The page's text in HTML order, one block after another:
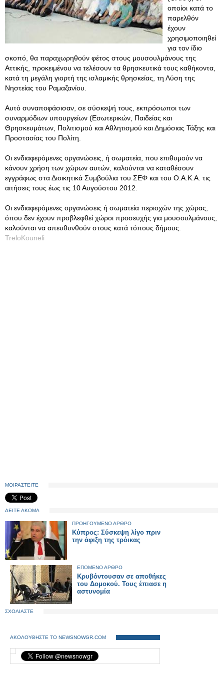
οποίοι κατά το
παρελθόν
έχουν
χρησιμοποιηθεί
για τον ίδιο
σκοπό, θα παραχωρηθούν φέτος στους μουσουλμάνους της
Αττικής, προκειμένου να τελέσουν τα θρησκευτικά τους καθήκοντα,
κατά τη μεγάλη γιορτή της ισλαμικής θρησκείας, τη Λύση της
Νηστείας του Ραμαζανίου.
Αυτό συναποφάσισαν, σε σύσκεψή τους, εκπρόσωποι των
συναρμόδιων υπουργείων (Εσωτερικών, Παιδείας και
Θρησκευμάτων, Πολιτισμού και Αθλητισμού και Δημόσιας Τάξης και
Προστασίας του Πολίτη.
Οι ενδιαφερόμενες οργανώσεις, ή σωματεία, που επιθυμούν να
κάνουν χρήση των χώρων αυτών, καλούνται να καταθέσουν
εγγράφως στα Διοικητικά Συμβούλια του ΣΕΦ και του Ο.Α.Κ.Α. τις
αιτήσεις τους έως τις 10 Αυγούστου 2012.
Οι ενδιαφερόμενες οργανώσεις ή σωματεία περιοχών της χώρας,
όπου δεν έχουν προβλεφθεί χώροι προσευχής για μουσουλμάνους,
καλούνται να απευθυνθούν στους κατά τόπους δήμους.
TreloKouneli
ΜΟΙΡΑΣΤΕΙΤΕ
ΔΕΙΤΕ ΑΚΟΜΑ
ΠΡΟΗΓΟΥΜΕΝΟ ΑΡΘΡΟ
Κύπρος: Σύσκεψη λίγο πριν
την άφιξη της τρόικας
ΕΠΟΜΕΝΟ ΑΡΘΡΟ
Κρυβόντουσαν σε αποθήκες
του Δομοκού. Τους έπιασε η
αστυνομία
ΣΧΟΛΙΑΣΤΕ
ΑΚΟΛΟΥΘΗΣΤΕ ΤΟ NEWSNOWGR.COM